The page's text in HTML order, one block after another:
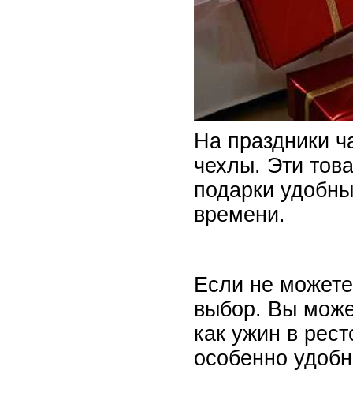
На праздники
чехлы. Эти
подарки
времени.
Если не
выбор. Вы
как ужин в
особенно